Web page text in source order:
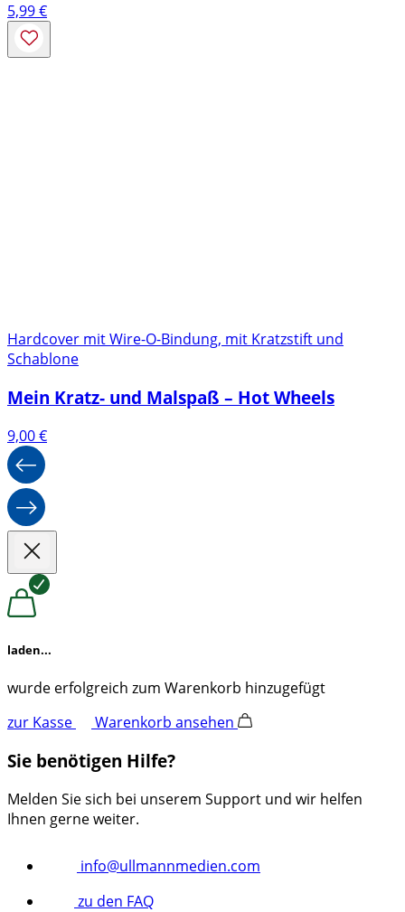
5,99€
Hardcover mit Wire-O-Bindung, mit Kratzstift und
Schablone
Mein Kratz- und Malspaß – Hot Wheels
9,00€
laden...
wurde erfolgreich zum Warenkorb hinzugefügt
zur Kasse
Warenkorb ansehen
Sie benötigen Hilfe?
Melden Sie sich bei unserem Support und wir helfen
Ihnen gerne weiter.
info@ullmannmedien.com
zu den FAQ